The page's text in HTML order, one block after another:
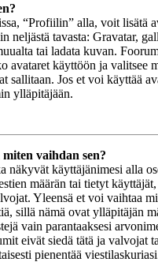
“Profiilin” alla, voit lisätä
neljästä tavasta: Gravatar,
tai ladata kuvan.
avataret käyttöön ja valitsee
sallitaan. Jos et voi käyttää
ylläpitäjään.
vaihdan sen?
näkyvät käyttäjänimesi alla
määrän tai tietyt
Yleensä et voi vaihtaa
sillä nämä ovat ylläpitäjän
vain parantaaksesi
eivät siedä tätä ja valvojat
pienentää